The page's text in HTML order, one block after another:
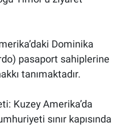
Dominika
pasaport sahiplerine
tanımaktadır.
Kuzey Amerika’da
sınır kapısında